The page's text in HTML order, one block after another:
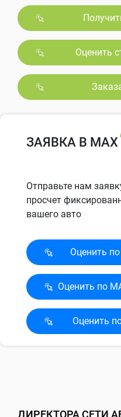
Оценить
ЗАЯВКА В MAX
Отправьте нам
просчет
вашего авто
Оценить
Оценить по
Оценить
ДИРЕКТОРА СЕТИ